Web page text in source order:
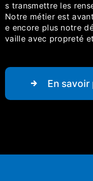
s transmettre les
Notre métier est
e encore plus notre
vaille avec propreté
En savoir